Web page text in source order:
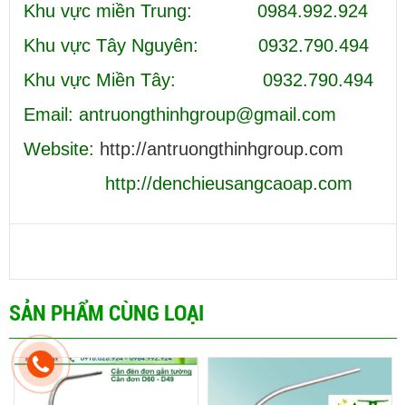
Khu vực miền Trung: 0984.992.924
Khu vực Tây Nguyên: 0932.790.494
Khu vực Miền Tây: 0932.790.494
Email: antruongthinhgroup@gmail.com
Website: http://antruongthinhgroup.com
http://denchieusangcaoap.com
SẢN PHẨM CÙNG LOẠI